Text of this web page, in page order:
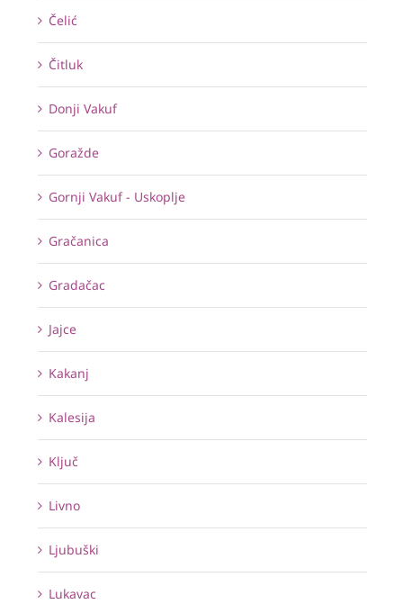
Čelić
Čitluk
Donji Vakuf
Goražde
Gornji Vakuf - Uskoplje
Gračanica
Gradačac
Jajce
Kakanj
Kalesija
Ključ
Livno
Ljubuški
Lukavac